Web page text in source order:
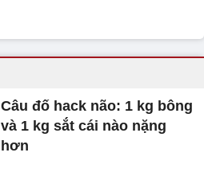
Câu đố hack não: 1 kg bông
và 1 kg sắt cái nào nặng
hơn